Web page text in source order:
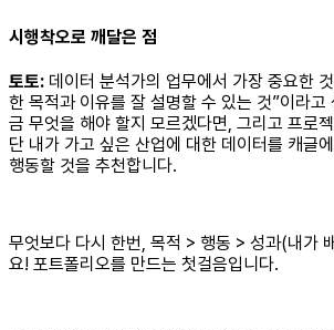
시행착오로 깨달은 점
토토: 데이터 분석가의 업무에서 가장 중요한
한 목적과 이유를 잘 설명할 수 있는 것”이라고
금 무엇을 해야 할지 모르겠다면, 그리고 프로
단 내가 가고 싶은 산업에 대한 데이터를 캐글
행동할 것을 추천합니다.
무엇보다 다시 한번, 목적 > 행동 > 성과(내가
요! 포트폴리오를 만드는 첫걸음입니다.